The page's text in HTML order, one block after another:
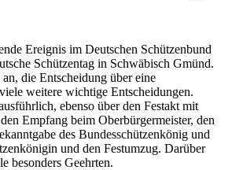
Ereignis im Deutschen Schützenbund
Schützentag in Schwäbisch Gmünd.
die Entscheidung über eine
weitere wichtige Entscheidungen.
ebenso über den Festakt mit
Empfang beim Oberbürgermeister, den
des Bundesschützenkönig und
und den Festumzug. Darüber
besonders Geehrten.